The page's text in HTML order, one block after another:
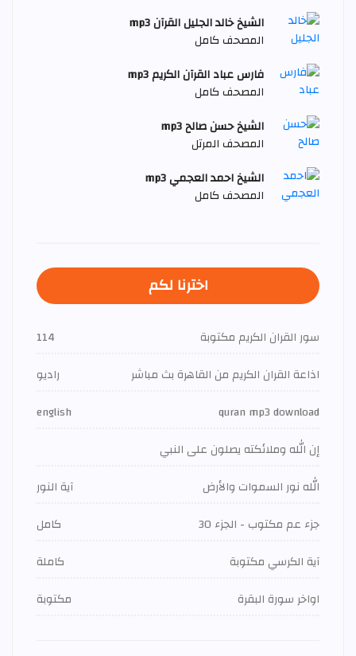
الشيخ خالد الجليل القرآن mp3
المصحف كامل
فارس عباد القرآن الكريم mp3
المصحف كامل
الشيخ حسن صالح mp3
المصحف المرتل
الشيخ احمد العجمي mp3
المصحف كامل
اخترنا لكم
سور القران الكريم مكتوبة
114
اذاعة القران الكريم من القاهرة بث مباشر
راديو
quran mp3 download
english
إن الله وملائكته يصلون على النبي
الله نور السموات والأرض
آية النور
جزء عم مكتوب - الجزء 30
كامل
آية الكرسي مكتوبة
كاملة
اواخر سورة البقرة
مكتوبة